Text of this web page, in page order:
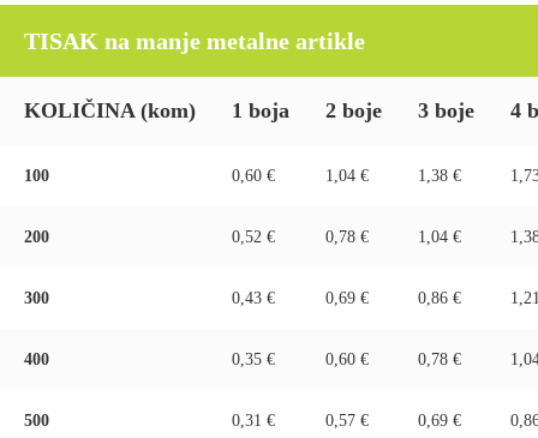
TISAK na manje metalne artikle
KOLIČINA (kom) 1 boja 2 boje 3 boje 4
100 0,60 € 1,04 € 1,38 €
200 0,52 € 0,78 € 1,04 €
300 0,43 € 0,69 € 0,86 €
400 0,35 € 0,60 € 0,78 €
500 0,31 € 0,57 € 0,69 €